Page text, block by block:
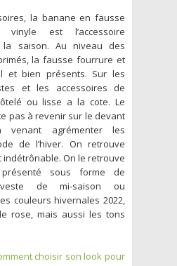
la banane en fausse
est l’accessoire
la saison. Au niveau des
la fausse fourrure et
et bien présents. Sur les
et les accessoires de
ou lisse a la cote. Le
pas à revenir sur le devant
agrémenter les
de l’hiver. On retrouve
indétrônable. On le retrouve
sous forme de
de mi-saison ou
couleurs hivernales 2022,
rose, mais aussi les tons
choisir son look pour